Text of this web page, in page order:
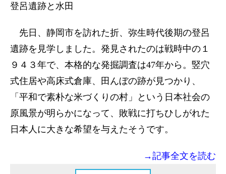
登呂遺跡と水田
先日、静岡市を訪れた折、弥生時代後期の登呂
遺跡を見学しました。発見されたのは戦時中の１
９４３年で、本格的な発掘調査は47年から。竪穴
式住居や高床式倉庫、田んぼの跡が見つかり、
「平和で素朴な米づくりの村」という日本社会の
原風景が明らかになって、敗戦に打ちひしがれた
日本人に大きな希望を与えたそうです。
→記事全文を読む